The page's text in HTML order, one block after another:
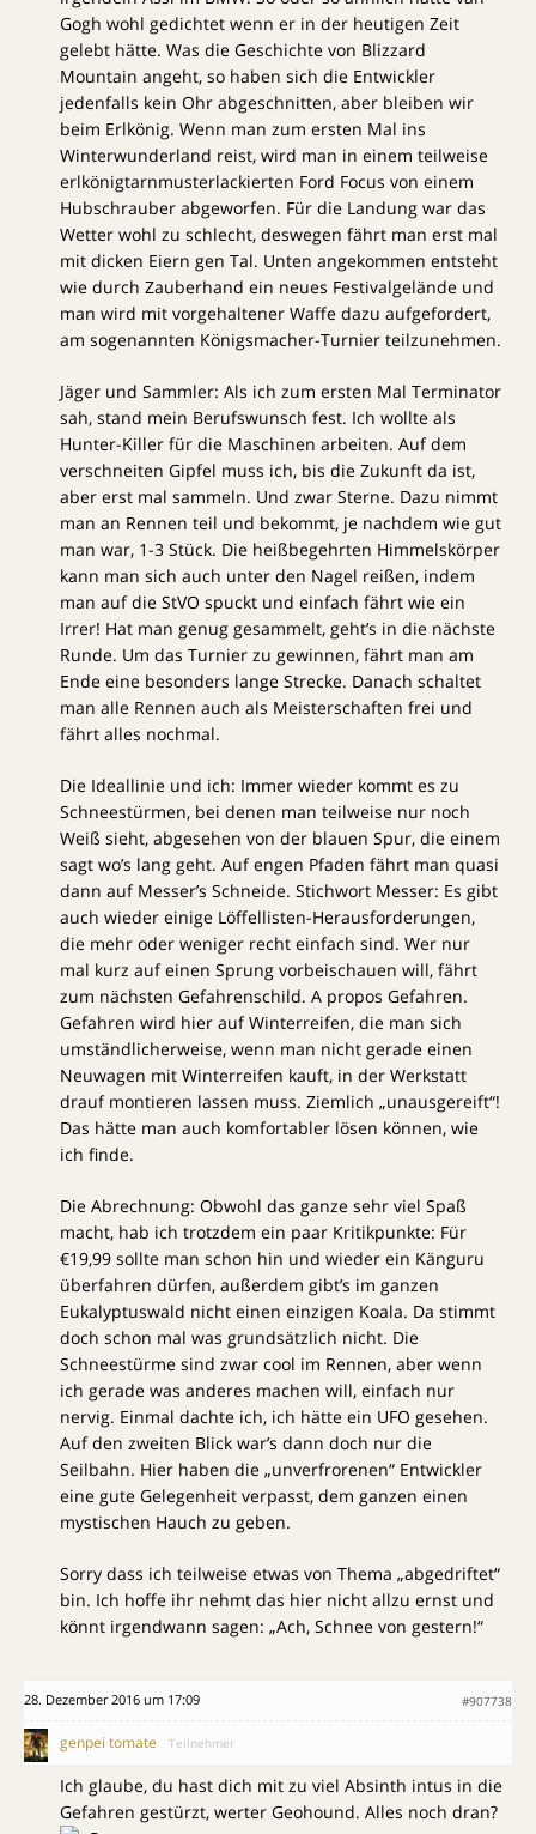
Gogh wohl gedichtet wenn er in der heutigen Zeit
gelebt hätte. Was die Geschichte von Blizzard
Mountain angeht, so haben sich die Entwickler
jedenfalls kein Ohr abgeschnitten, aber bleiben wir
beim Erlkönig. Wenn man zum ersten Mal ins
Winterwunderland reist, wird man in einem teilweise
erlkönigtarnmusterlackierten Ford Focus von einem
Hubschrauber abgeworfen. Für die Landung war das
Wetter wohl zu schlecht, deswegen fährt man erst mal
mit dicken Eiern gen Tal. Unten angekommen entsteht
wie durch Zauberhand ein neues Festivalgelände und
man wird mit vorgehaltener Waffe dazu aufgefordert,
am sogenannten Königsmacher-Turnier teilzunehmen.
Jäger und Sammler: Als ich zum ersten Mal Terminator
sah, stand mein Berufswunsch fest. Ich wollte als
Hunter-Killer für die Maschinen arbeiten. Auf dem
verschneiten Gipfel muss ich, bis die Zukunft da ist,
aber erst mal sammeln. Und zwar Sterne. Dazu nimmt
man an Rennen teil und bekommt, je nachdem wie gut
man war, 1-3 Stück. Die heißbegehrten Himmelskörper
kann man sich auch unter den Nagel reißen, indem
man auf die StVO spuckt und einfach fährt wie ein
Irrer! Hat man genug gesammelt, geht’s in die nächste
Runde. Um das Turnier zu gewinnen, fährt man am
Ende eine besonders lange Strecke. Danach schaltet
man alle Rennen auch als Meisterschaften frei und
fährt alles nochmal.
Die Ideallinie und ich: Immer wieder kommt es zu
Schneestürmen, bei denen man teilweise nur noch
Weiß sieht, abgesehen von der blauen Spur, die einem
sagt wo’s lang geht. Auf engen Pfaden fährt man quasi
dann auf Messer’s Schneide. Stichwort Messer: Es gibt
auch wieder einige Löffellisten-Herausforderungen,
die mehr oder weniger recht einfach sind. Wer nur
mal kurz auf einen Sprung vorbeischauen will, fährt
zum nächsten Gefahrenschild. A propos Gefahren.
Gefahren wird hier auf Winterreifen, die man sich
umständlicherweise, wenn man nicht gerade einen
Neuwagen mit Winterreifen kauft, in der Werkstatt
drauf montieren lassen muss. Ziemlich „unausgereift“!
Das hätte man auch komfortabler lösen können, wie
ich finde.
Die Abrechnung: Obwohl das ganze sehr viel Spaß
macht, hab ich trotzdem ein paar Kritikpunkte: Für
€19,99 sollte man schon hin und wieder ein Känguru
überfahren dürfen, außerdem gibt’s im ganzen
Eukalyptuswald nicht einen einzigen Koala. Da stimmt
doch schon mal was grundsätzlich nicht. Die
Schneestürme sind zwar cool im Rennen, aber wenn
ich gerade was anderes machen will, einfach nur
nervig. Einmal dachte ich, ich hätte ein UFO gesehen.
Auf den zweiten Blick war’s dann doch nur die
Seilbahn. Hier haben die „unverfrorenen“ Entwickler
eine gute Gelegenheit verpasst, dem ganzen einen
mystischen Hauch zu geben.
Sorry dass ich teilweise etwas von Thema „abgedriftet“
bin. Ich hoffe ihr nehmt das hier nicht allzu ernst und
könnt irgendwann sagen: „Ach, Schnee von gestern!“
28. Dezember 2016 um 17:09 #907738
genpei tomate Teilnehmer
Ich glaube, du hast dich mit zu viel Absinth intus in die
Gefahren gestürzt, werter Geohound. Alles noch dran?